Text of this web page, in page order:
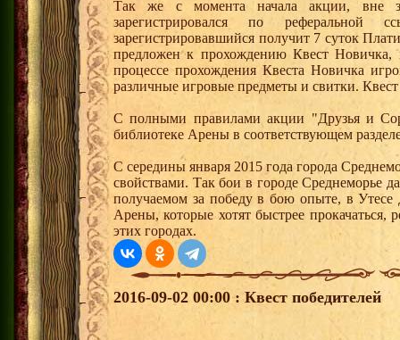
Так же с момента начала акции, вне
зарегистрировался по
зарегистрировавшийся получит 7 суток
предложен к прохождению Квест
процессе прохождения Квеста Новичка
различные игровые предметы и свитки.
С полными правилами акции "Друзья и
библиотеке Арены в соответствующем
С середины января 2015 года города
свойствами. Так бои в городе Среднеморье
получаемом за победу в бою опыте, в
Арены, которые хотят быстрее прокачаться,
этих городах.
2016-09-02 00:00 : Квест победителей